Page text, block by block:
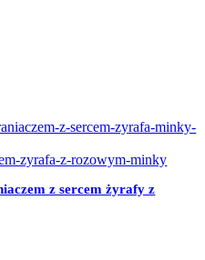
z sercem żyrafy z